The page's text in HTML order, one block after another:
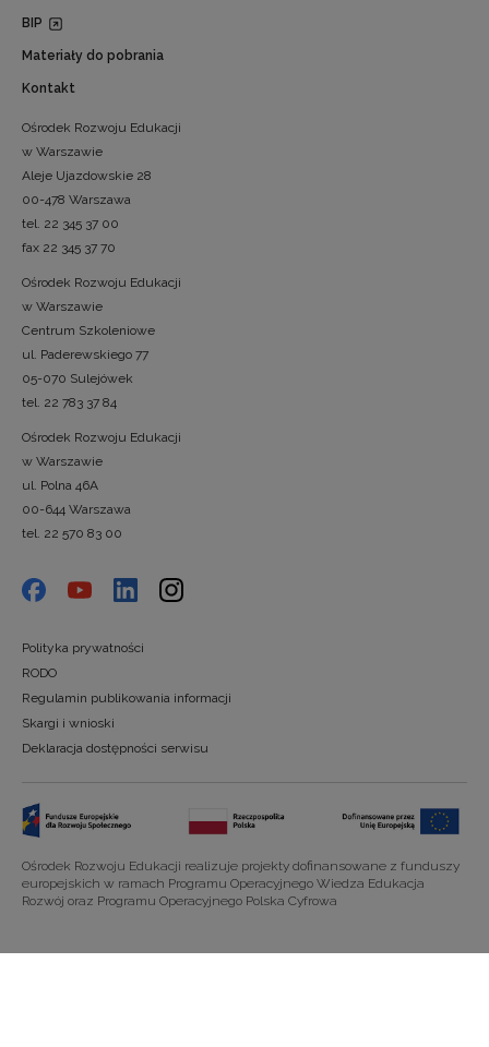
BIP
Materiały do pobrania
Kontakt
Ośrodek Rozwoju Edukacji
w Warszawie
Aleje Ujazdowskie 28
00-478 Warszawa
tel. 22 345 37 00
fax 22 345 37 70
Ośrodek Rozwoju Edukacji
w Warszawie
Centrum Szkoleniowe
ul. Paderewskiego 77
05-070 Sulejówek
tel. 22 783 37 84
Ośrodek Rozwoju Edukacji
w Warszawie
ul. Polna 46A
00-644 Warszawa
tel. 22 570 83 00
Polityka prywatności
RODO
Regulamin publikowania informacji
Skargi i wnioski
Deklaracja dostępności serwisu
Ośrodek Rozwoju Edukacji realizuje projekty dofinansowane z funduszy
europejskich w ramach Programu Operacyjnego Wiedza Edukacja
Rozwój oraz Programu Operacyjnego Polska Cyfrowa